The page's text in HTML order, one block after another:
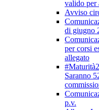
valido per
Avviso
di giugno
per corsi
allegato
Saranno
p.v.